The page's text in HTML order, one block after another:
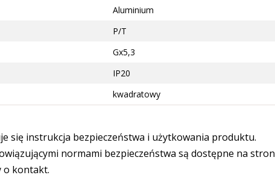
Aluminium
P/T
Gx5,3
IP20
kwadratowy
się instrukcja bezpieczeństwa i użytkowania produktu.
normami bezpieczeństwa są dostępne na
o kontakt.